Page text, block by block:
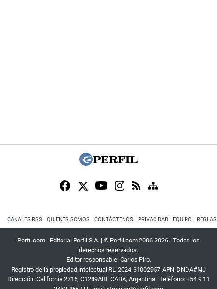
CANALES RSS QUIENES SOMOS CONTÁCTENOS PRIVACIDAD EQUIPO
Perfil.com - Editorial Perfil S.A. | © Perfil.com 2006-2026 - Todos los
derechos reservados.
Editor responsable: Carlos Piro.
Registro de la propiedad intelectual RL-2024-31002957-APN-DNDA#MJ
Dirección: California 2715, C1289ABI, CABA, Argentina | Teléfono: +54 9 11